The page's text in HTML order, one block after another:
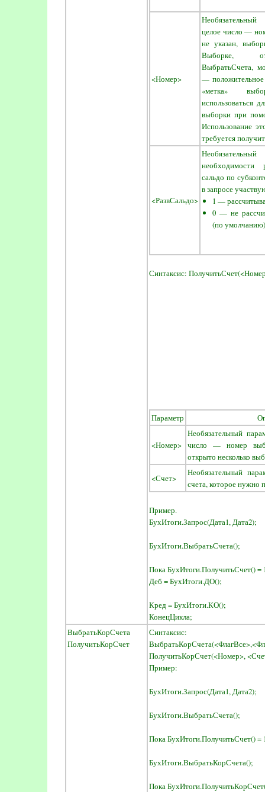
<Номер>
целое число —
не указан,
Выборке,
ВыбратьСчета,
—
«метка»
использоваться
выборки при
Использование
требуется
<РазвСальдо>
необходимости
сальдо по
в запросе
1 —
0 — не
(по
Синтаксис:
Параметр
<Номер>
Необязательный
число — номер
открыто несколько
<Счет>
Необязательный
счета, которое нужно
Пример.
БухИтоги.Запрос(Дата1, Дата2);
БухИтоги.ВыбратьСчета();
Пока БухИтоги.ПолучитьСчет() =
Деб = БухИтоги.ДО();
Кред = БухИтоги.КО();
КонецЦикла;
ВыбратьКорСчета
ПолучитьКорСчет
Синтаксис:
ПолучитьКорСчет(<Номер>,
Пример:
БухИтоги.Запрос(Дата1, Дата2);
БухИтоги.ВыбратьСчета();
Пока БухИтоги.ПолучитьСчет() =
БухИтоги.ВыбратьКорСчета();
Пока